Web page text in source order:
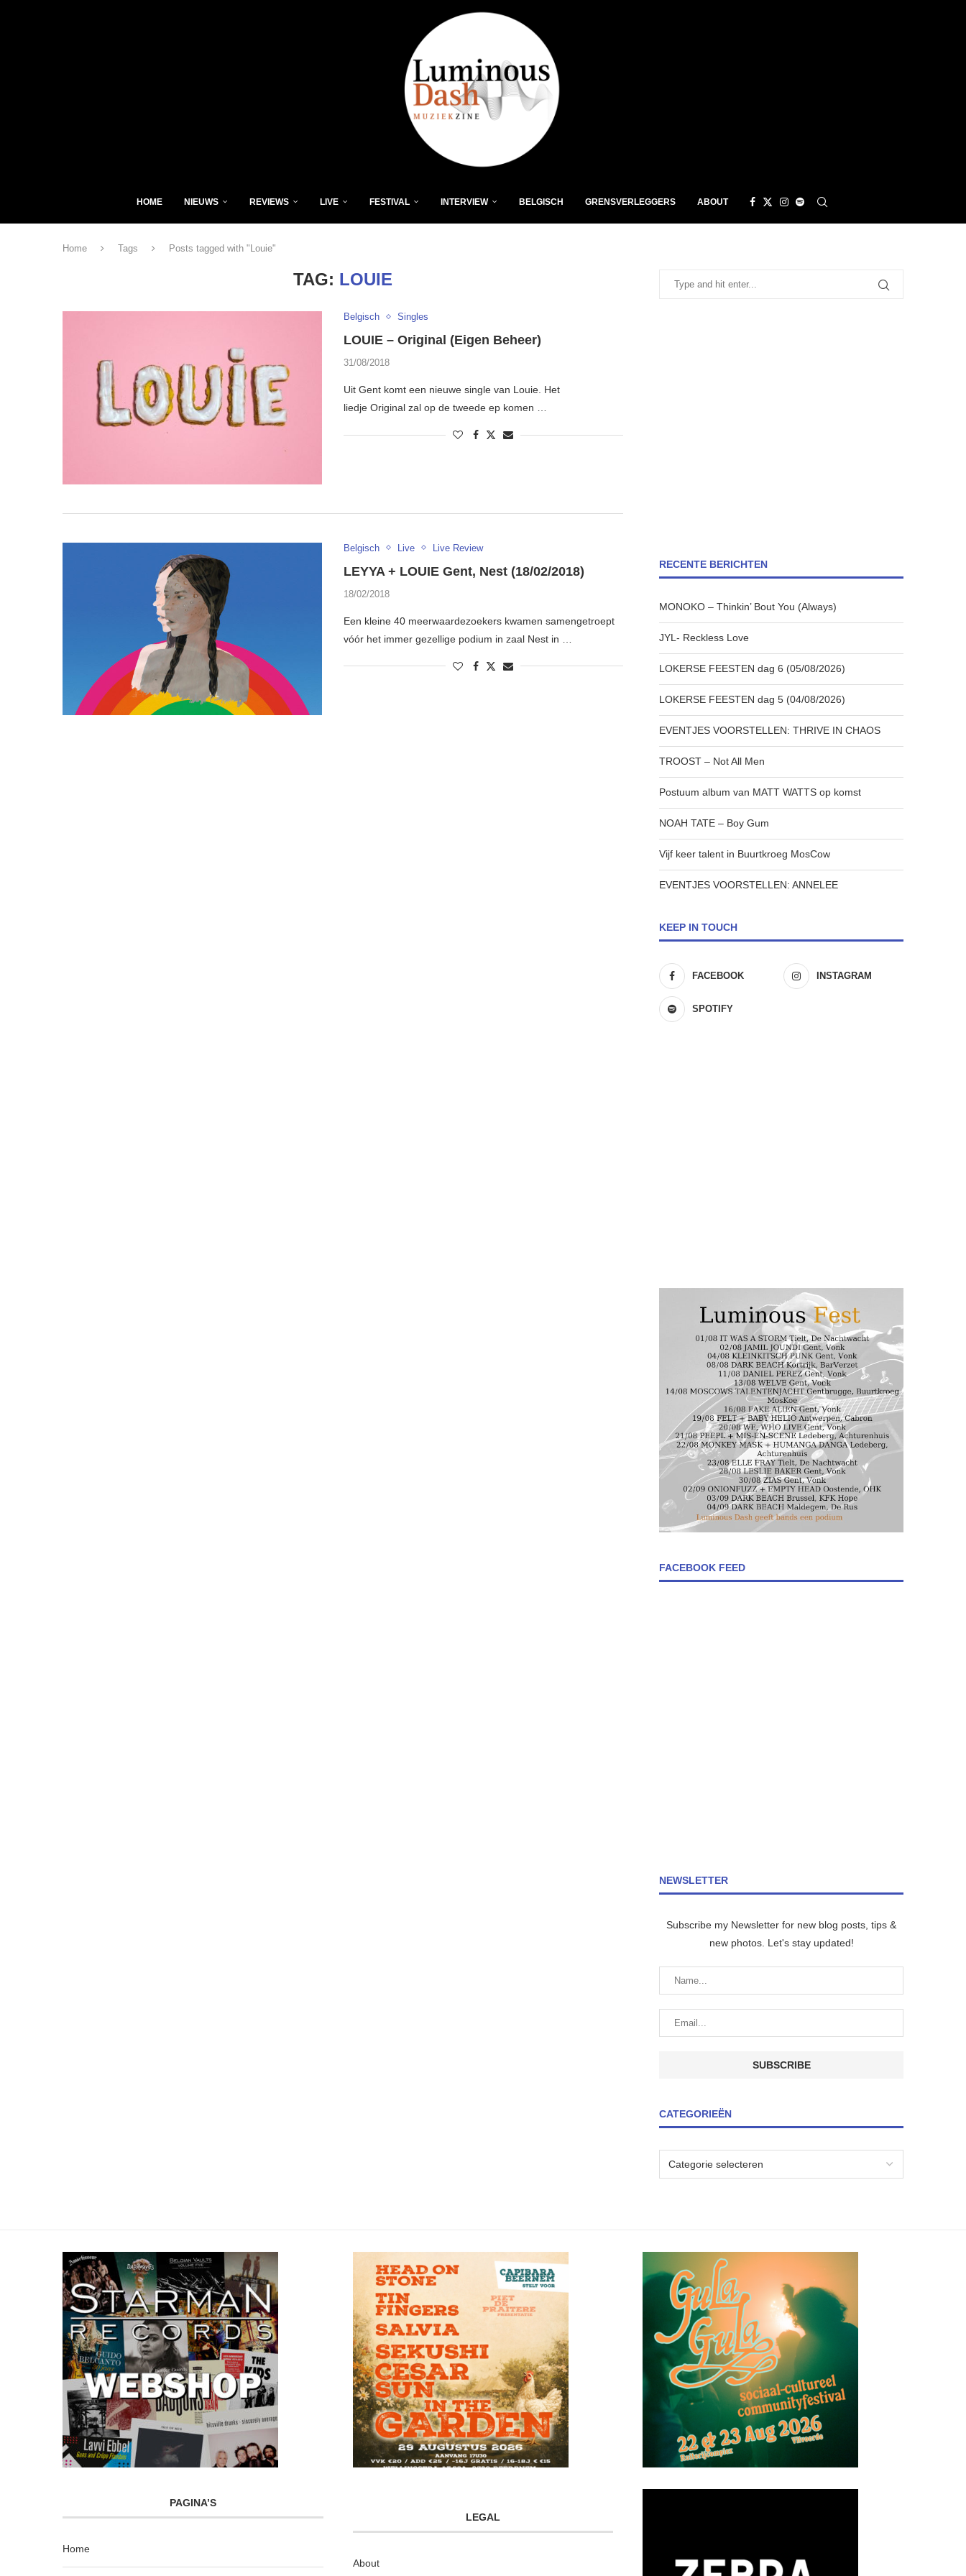
HOME NIEUWS REVIEWS LIVE FESTIVAL INTERVIEW BELGISCH GRENSVERLEGGERS ABOUT
Home Tags Posts tagged with "Louie"
TAG: LOUIE
Belgisch Singles
LOUIE – Original (Eigen Beheer)
31/08/2018
Uit Gent komt een nieuwe single van Louie. Het
liedje Original zal op de tweede ep komen …
Belgisch Live Live Review
LEYYA + LOUIE Gent, Nest (18/02/2018)
18/02/2018
Een kleine 40 meerwaardezoekers kwamen samengetroept
vóór het immer gezellige podium in zaal Nest in …
RECENTE BERICHTEN
MONOKO – Thinkin’ Bout You (Always)
JYL- Reckless Love
LOKERSE FEESTEN dag 6 (05/08/2026)
LOKERSE FEESTEN dag 5 (04/08/2026)
EVENTJES VOORSTELLEN: THRIVE IN CHAOS
TROOST – Not All Men
Postuum album van MATT WATTS op komst
NOAH TATE – Boy Gum
Vijf keer talent in Buurtkroeg MosCow
EVENTJES VOORSTELLEN: ANNELEE
KEEP IN TOUCH
FACEBOOK INSTAGRAM
SPOTIFY
FACEBOOK FEED
NEWSLETTER
Subscribe my Newsletter for new blog posts, tips &
new photos. Let's stay updated!
CATEGORIEËN
PAGINA’S
Home
LEGAL
About